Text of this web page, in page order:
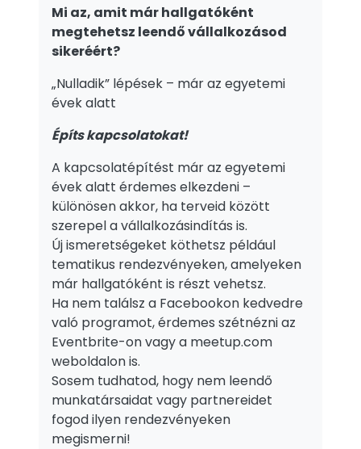
Mi az, amit már hallgatóként
megtehetsz leendő vállalkozásod
sikeréért?
„Nulladik” lépések – már az egyetemi
évek alatt
Építs kapcsolatokat!
A kapcsolatépítést már az egyetemi
évek alatt érdemes elkezdeni –
különösen akkor, ha terveid között
szerepel a vállalkozásindítás is.
Új ismeretségeket köthetsz például
tematikus rendezvényeken, amelyeken
már hallgatóként is részt vehetsz.
Ha nem találsz a Facebookon kedvedre
való programot, érdemes szétnézni az
Eventbrite-on vagy a meetup.com
weboldalon is.
Sosem tudhatod, hogy nem leendő
munkatársaidat vagy partnereidet
fogod ilyen rendezvényeken
megismerni!